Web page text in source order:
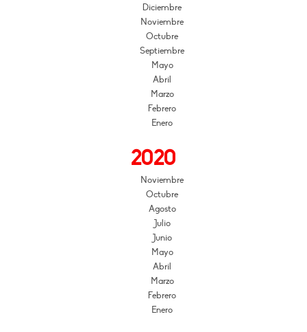
Diciembre
Noviembre
Octubre
Septiembre
Mayo
Abril
Marzo
Febrero
Enero
2020
Noviembre
Octubre
Agosto
Julio
Junio
Mayo
Abril
Marzo
Febrero
Enero